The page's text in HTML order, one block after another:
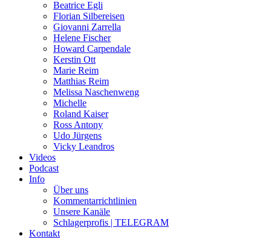
Beatrice Egli
Florian Silbereisen
Giovanni Zarrella
Helene Fischer
Howard Carpendale
Kerstin Ott
Marie Reim
Matthias Reim
Melissa Naschenweng
Michelle
Roland Kaiser
Ross Antony
Udo Jürgens
Vicky Leandros
Videos
Podcast
Info
Über uns
Kommentarrichtlinien
Unsere Kanäle
Schlagerprofis | TELEGRAM
Kontakt